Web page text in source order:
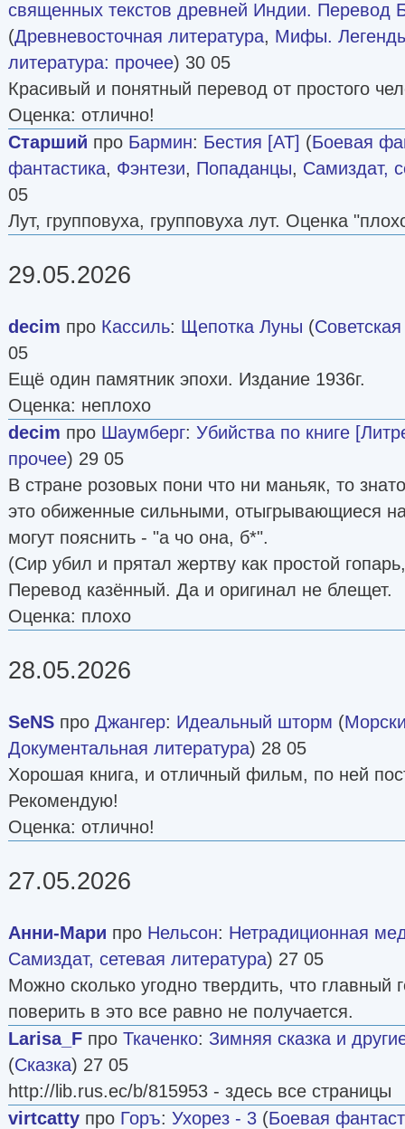
священных текстов древней Индии. Перевод
(Древневосточная литература, Мифы.
литература: прочее) 30 05
Красивый и понятный перевод от простого
Оценка: отлично!
Старший про Бармин: Бестия [AT] (Боевая
фантастика, Фэнтези, Попаданцы, Самиздат,
05
Лут, групповуха, групповуха лут. Оценка
29.05.2026
decim про Кассиль: Щепотка Луны (
05
Ещё один памятник эпохи. Издание 1936г.
Оценка: неплохо
decim про Шаумберг: Убийства по книге
прочее) 29 05
В стране розовых пони что ни маньяк, то
это обиженные сильными, отыгрывающиеся
могут пояснить - "а чо она, б*".
(Сир убил и прятал жертву как простой
Перевод казённый. Да и оригинал не блещет.
Оценка: плохо
28.05.2026
SeNS про Джангер: Идеальный шторм (
Документальная литература) 28 05
Хорошая книга, и отличный фильм, по ней
Рекомендую!
Оценка: отлично!
27.05.2026
Анни-Мари про Нельсон: Нетрадиционная
Самиздат, сетевая литература) 27 05
Можно сколько угодно твердить, что главный
поверить в это все равно не получается.
Larisa_F про Ткаченко: Зимняя сказка и
(Сказка) 27 05
http://lib.rus.ec/b/815953 - здесь все страницы
virtcatty про Горъ: Ухорез - 3 (Боевая